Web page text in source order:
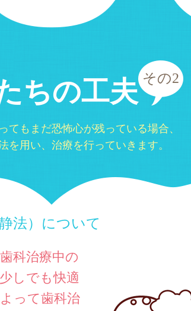
ちの工夫 その2
てもまだ恐怖心が残っている場合、
を用い、治療を行っていきます。
法）について
科治療中の
しでも快適
って歯科治